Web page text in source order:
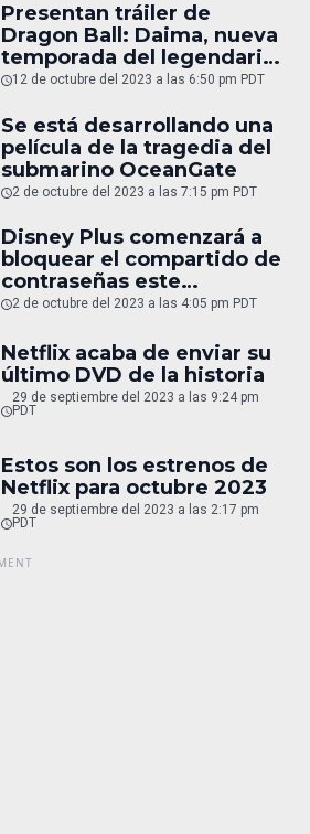
Presentan tráiler de
Dragon Ball: Daima, nueva
temporada del legendario
anime
12 de octubre del 2023 a las 6:50 pm PDT
Se está desarrollando una
película de la tragedia del
submarino OceanGate
2 de octubre del 2023 a las 7:15 pm PDT
Disney Plus comenzará a
bloquear el compartido de
contraseñas este
noviembre
2 de octubre del 2023 a las 4:05 pm PDT
Netflix acaba de enviar su
último DVD de la historia
29 de septiembre del 2023 a las 9:24 pm
PDT
Estos son los estrenos de
Netflix para octubre 2023
29 de septiembre del 2023 a las 2:17 pm
PDT